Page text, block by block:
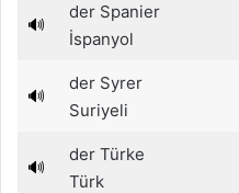
🔊
der Spanier
İspanyol
🔊
der Syrer
Suriyeli
🔊
der Türke
Türk